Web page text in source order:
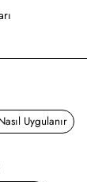
Uygulanır